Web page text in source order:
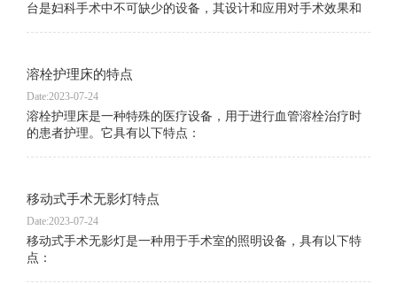
台是妇科手术中不可缺少的设备，其设计和应用对手术效果和
溶栓护理床的特点
Date:2023-07-24
溶栓护理床是一种特殊的医疗设备，用于进行血管溶栓治疗时
的患者护理。它具有以下特点：
移动式手术无影灯特点
Date:2023-07-24
移动式手术无影灯是一种用于手术室的照明设备，具有以下特
点：